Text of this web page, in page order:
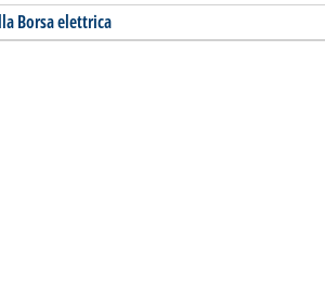
Borsa elettrica